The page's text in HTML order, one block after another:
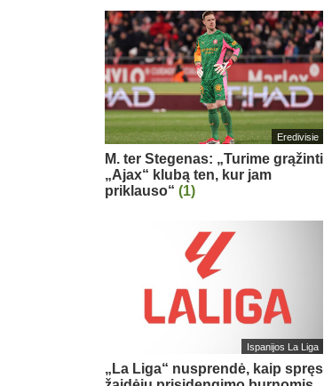
Eredivisie
M. ter Stegenas: „Turime grąžinti
„Ajax“ klubą ten, kur jam
priklauso“ (1)
Ispanijos La Liga
„La Liga“ nusprendė, kaip spręs